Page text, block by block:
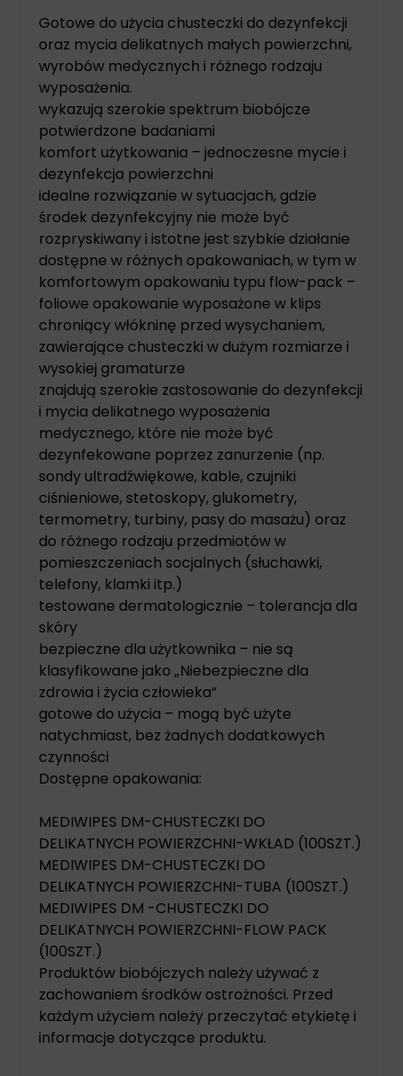
Gotowe do użycia chusteczki do dezynfekcji
oraz mycia delikatnych małych powierzchni,
wyrobów medycznych i różnego rodzaju
wyposażenia.
wykazują szerokie spektrum biobójcze
potwierdzone badaniami
komfort użytkowania – jednoczesne mycie i
dezynfekcja powierzchni
idealne rozwiązanie w sytuacjach, gdzie
środek dezynfekcyjny nie może być
rozpryskiwany i istotne jest szybkie działanie
dostępne w różnych opakowaniach, w tym w
komfortowym opakowaniu typu flow-pack –
foliowe opakowanie wyposażone w klips
chroniący włókninę przed wysychaniem,
zawierające chusteczki w dużym rozmiarze i
wysokiej gramaturze
znajdują szerokie zastosowanie do dezynfekcji
i mycia delikatnego wyposażenia
medycznego, które nie może być
dezynfekowane poprzez zanurzenie (np.
sondy ultradźwiękowe, kable, czujniki
ciśnieniowe, stetoskopy, glukometry,
termometry, turbiny, pasy do masażu) oraz
do różnego rodzaju przedmiotów w
pomieszczeniach socjalnych (słuchawki,
telefony, klamki itp.)
testowane dermatologicznie – tolerancja dla
skóry
bezpieczne dla użytkownika – nie są
klasyfikowane jako „Niebezpieczne dla
zdrowia i życia człowieka”
gotowe do użycia – mogą być użyte
natychmiast, bez żadnych dodatkowych
czynności
Dostępne opakowania:
MEDIWIPES DM-CHUSTECZKI DO
DELIKATNYCH POWIERZCHNI-WKŁAD (100SZT.)
MEDIWIPES DM-CHUSTECZKI DO
DELIKATNYCH POWIERZCHNI-TUBA (100SZT.)
MEDIWIPES DM -CHUSTECZKI DO
DELIKATNYCH POWIERZCHNI-FLOW PACK
(100SZT.)
Produktów biobójczych należy używać z
zachowaniem środków ostrożności. Przed
każdym użyciem należy przeczytać etykietę i
informacje dotyczące produktu.